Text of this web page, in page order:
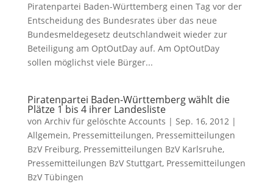
Piratenpartei Baden-Württemberg einen Tag vor der
Entscheidung des Bundesrates über das neue
Bundesmeldegesetz deutschlandweit wieder zur
Beteiligung am OptOutDay auf. Am OptOutDay
sollen möglichst viele Bürger...
Piratenpartei Baden-Württemberg wählt die
Plätze 1 bis 4 ihrer Landesliste
von Archiv für gelöschte Accounts | Sep. 16, 2012|
Allgemein, Pressemitteilungen, Pressemitteilungen
BzV Freiburg, Pressemitteilungen BzV Karlsruhe,
Pressemitteilungen BzV Stuttgart, Pressemitteilungen
BzV Tübingen